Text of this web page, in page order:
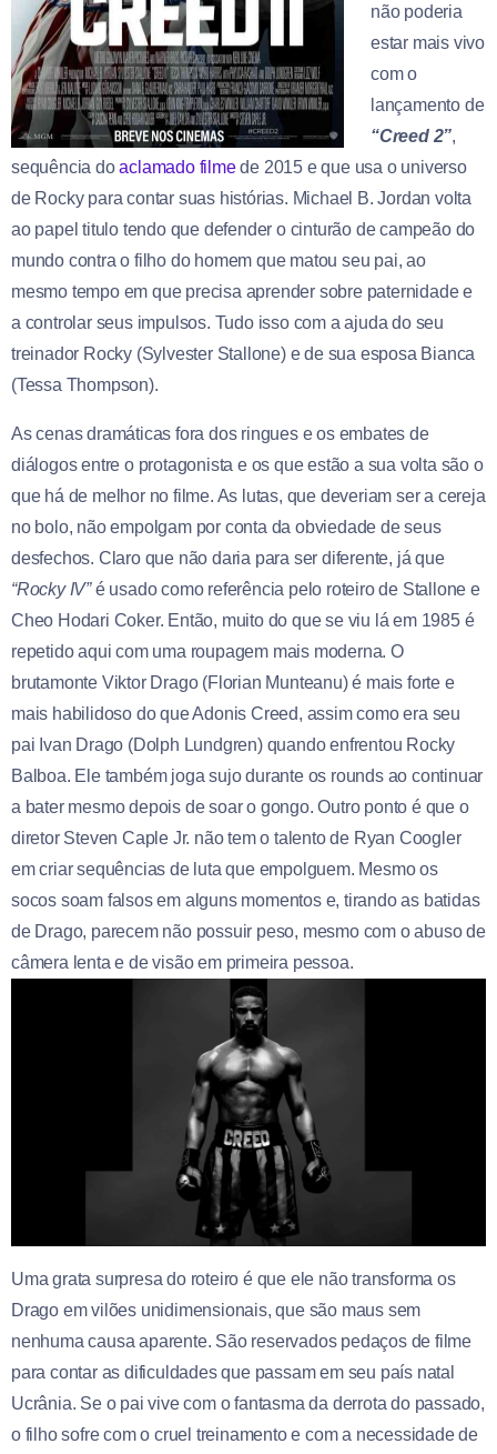
não poderia
estar mais vivo
com o
lançamento de
“Creed 2”,
sequência doaclamado filmede 2015 e que usa o universo
de Rocky para contar suas histórias. Michael B. Jordan volta
ao papel titulo tendo que defender o cinturão de campeão do
mundo contra o filho do homem que matou seu pai, ao
mesmo tempo em que precisa aprender sobre paternidade e
a controlar seus impulsos. Tudo isso com a ajuda do seu
treinador Rocky (Sylvester Stallone) e de sua esposa Bianca
(Tessa Thompson).
As cenas dramáticas fora dos ringues e os embates de
diálogos entre o protagonista e os que estão a sua volta são o
que há de melhor no filme. As lutas, que deveriam ser a cereja
no bolo, não empolgam por conta da obviedade de seus
desfechos. Claro que não daria para ser diferente, já que
“Rocky IV”é usado como referência pelo roteiro de Stallone e
Cheo Hodari Coker. Então, muito do que se viu lá em 1985 é
repetido aqui com uma roupagem mais moderna. O
brutamonte Viktor Drago (Florian Munteanu) é mais forte e
mais habilidoso do que Adonis Creed, assim como era seu
pai Ivan Drago (Dolph Lundgren) quando enfrentou Rocky
Balboa. Ele também joga sujo durante os rounds ao continuar
a bater mesmo depois de soar o gongo. Outro ponto é que o
diretor Steven Caple Jr. não tem o talento de Ryan Coogler
em criar sequências de luta que empolguem. Mesmo os
socos soam falsos em alguns momentos e, tirando as batidas
de Drago, parecem não possuir peso, mesmo com o abuso de
câmera lenta e de visão em primeira pessoa.
Uma grata surpresa do roteiro é que ele não transforma os
Drago em vilões unidimensionais, que são maus sem
nenhuma causa aparente. São reservados pedaços de filme
para contar as dificuldades que passam em seu país natal
Ucrânia. Se o pai vive com o fantasma da derrota do passado,
o filho sofre com o cruel treinamento e com a necessidade de